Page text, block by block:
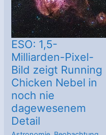
ESO: 1,5-
Milliarden-Pixel-
Bild zeigt Running
Chicken Nebel in
noch nie
dagewesenem
Detail